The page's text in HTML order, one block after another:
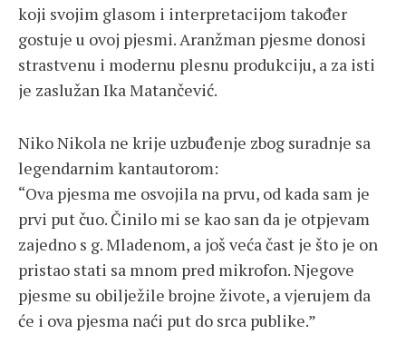
koji svojim glasom i interpretacijom također
gostuje u ovoj pjesmi. Aranžman pjesme donosi
strastvenu i modernu plesnu produkciju, a za isti
je zaslužan Ika Matančević.
Niko Nikola ne krije uzbuđenje zbog suradnje sa
legendarnim kantautorom:
“Ova pjesma me osvojila na prvu, od kada sam je
prvi put čuo. Činilo mi se kao san da je otpjevam
zajedno s g. Mladenom, a još veća čast je što je on
pristao stati sa mnom pred mikrofon. Njegove
pjesme su obilježile brojne živote, a vjerujem da
će i ova pjesma naći put do srca publike.”